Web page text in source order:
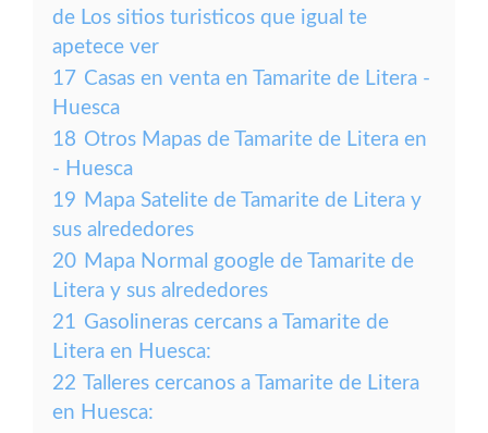
de Los sitios turisticos que igual te
apetece ver
17 Casas en venta en Tamarite de Litera -
Huesca
18 Otros Mapas de Tamarite de Litera en
- Huesca
19 Mapa Satelite de Tamarite de Litera y
sus alrededores
20 Mapa Normal google de Tamarite de
Litera y sus alrededores
21 Gasolineras cercans a Tamarite de
Litera en Huesca:
22 Talleres cercanos a Tamarite de Litera
en Huesca: